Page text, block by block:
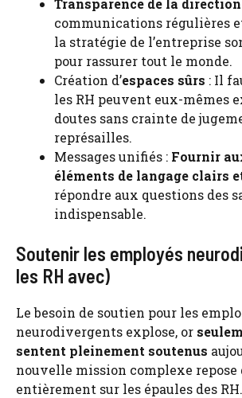
communications régulières
la stratégie de l’entreprise
pour rassurer tout le monde.
Création d’espaces sûrs : Il
les RH peuvent eux-mêmes
doutes sans crainte de
représailles.
Messages unifiés : Fournir
éléments de langage clairs
répondre aux questions des
indispensable.
Soutenir les employés
les RH avec)
Le besoin de soutien pour les
neurodivergents explose, or
sentent pleinement soutenus
nouvelle mission complexe repose
entièrement sur les épaules des